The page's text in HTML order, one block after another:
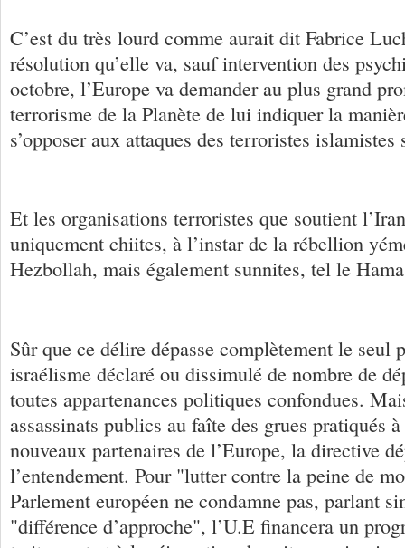
C’est du très lourd comme aurait dit Fabrice
résolution qu’elle va, sauf intervention des
octobre, l’Europe va demander au plus grand
terrorisme de la Planète de lui indiquer la
s’opposer aux attaques des terroristes
Et les organisations terroristes que soutient
uniquement chiites, à l’instar de la rébellion
Hezbollah, mais également sunnites, tel le
Sûr que ce délire dépasse complètement le seul
israélisme déclaré ou dissimulé de nombre de
toutes appartenances politiques confondues.
assassinats publics au faîte des grues pratiqués
nouveaux partenaires de l’Europe, la directive
l’entendement. Pour "lutter contre la peine de
Parlement européen ne condamne pas, parlant
"différence d’approche", l’U.E financera un